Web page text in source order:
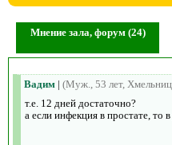
Мнение зала, форум (24)
Вадим | (Муж., 53 лет,
т.е. 12 дней достаточно?
а если инфекция в простате, то